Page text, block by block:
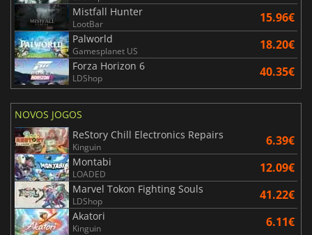
Mistfall Hunter
LootBar 15.96€
Palworld
Gamesplanet US 18.20€
Forza Horizon 6
LDShop 40.35€
NOVOS JOGOS
ReStory Chill Electronics Repairs
Kinguin 6.39€
Montabi
LOADED 12.09€
Marvel Tokon Fighting Souls
LDShop 41.22€
Akatori
Kinguin 6.11€